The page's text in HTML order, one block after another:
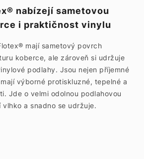
nabízejí sametovou
i praktičnost vinylu
mají sametový povrch
koberce, ale zároveň si udržuje
podlahy. Jsou nejen příjemné
výborné protiskluzné, tepelné a
Jde o velmi odolnou podlahovou
a snadno se udržuje.